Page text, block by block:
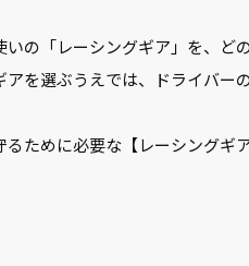
の「レーシングギア」を、ど
を選ぶうえでは、ドライバー
ために必要な【レーシングギ